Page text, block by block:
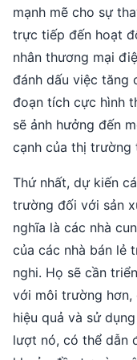
mạnh mẽ cho sự
trực tiếp đến hoạt
nhân thương mại
đánh dấu việc tăng
đoạn tích cực hình
sẽ ảnh hưởng đến
cạnh của thị trường
Thứ nhất, dự kiến
trường đối với sản
nghĩa là các nhà
của các nhà bán lẻ
nghi. Họ sẽ cần
với môi trường hơn,
hiệu quả và sử
lượt nó, có thể dẫn